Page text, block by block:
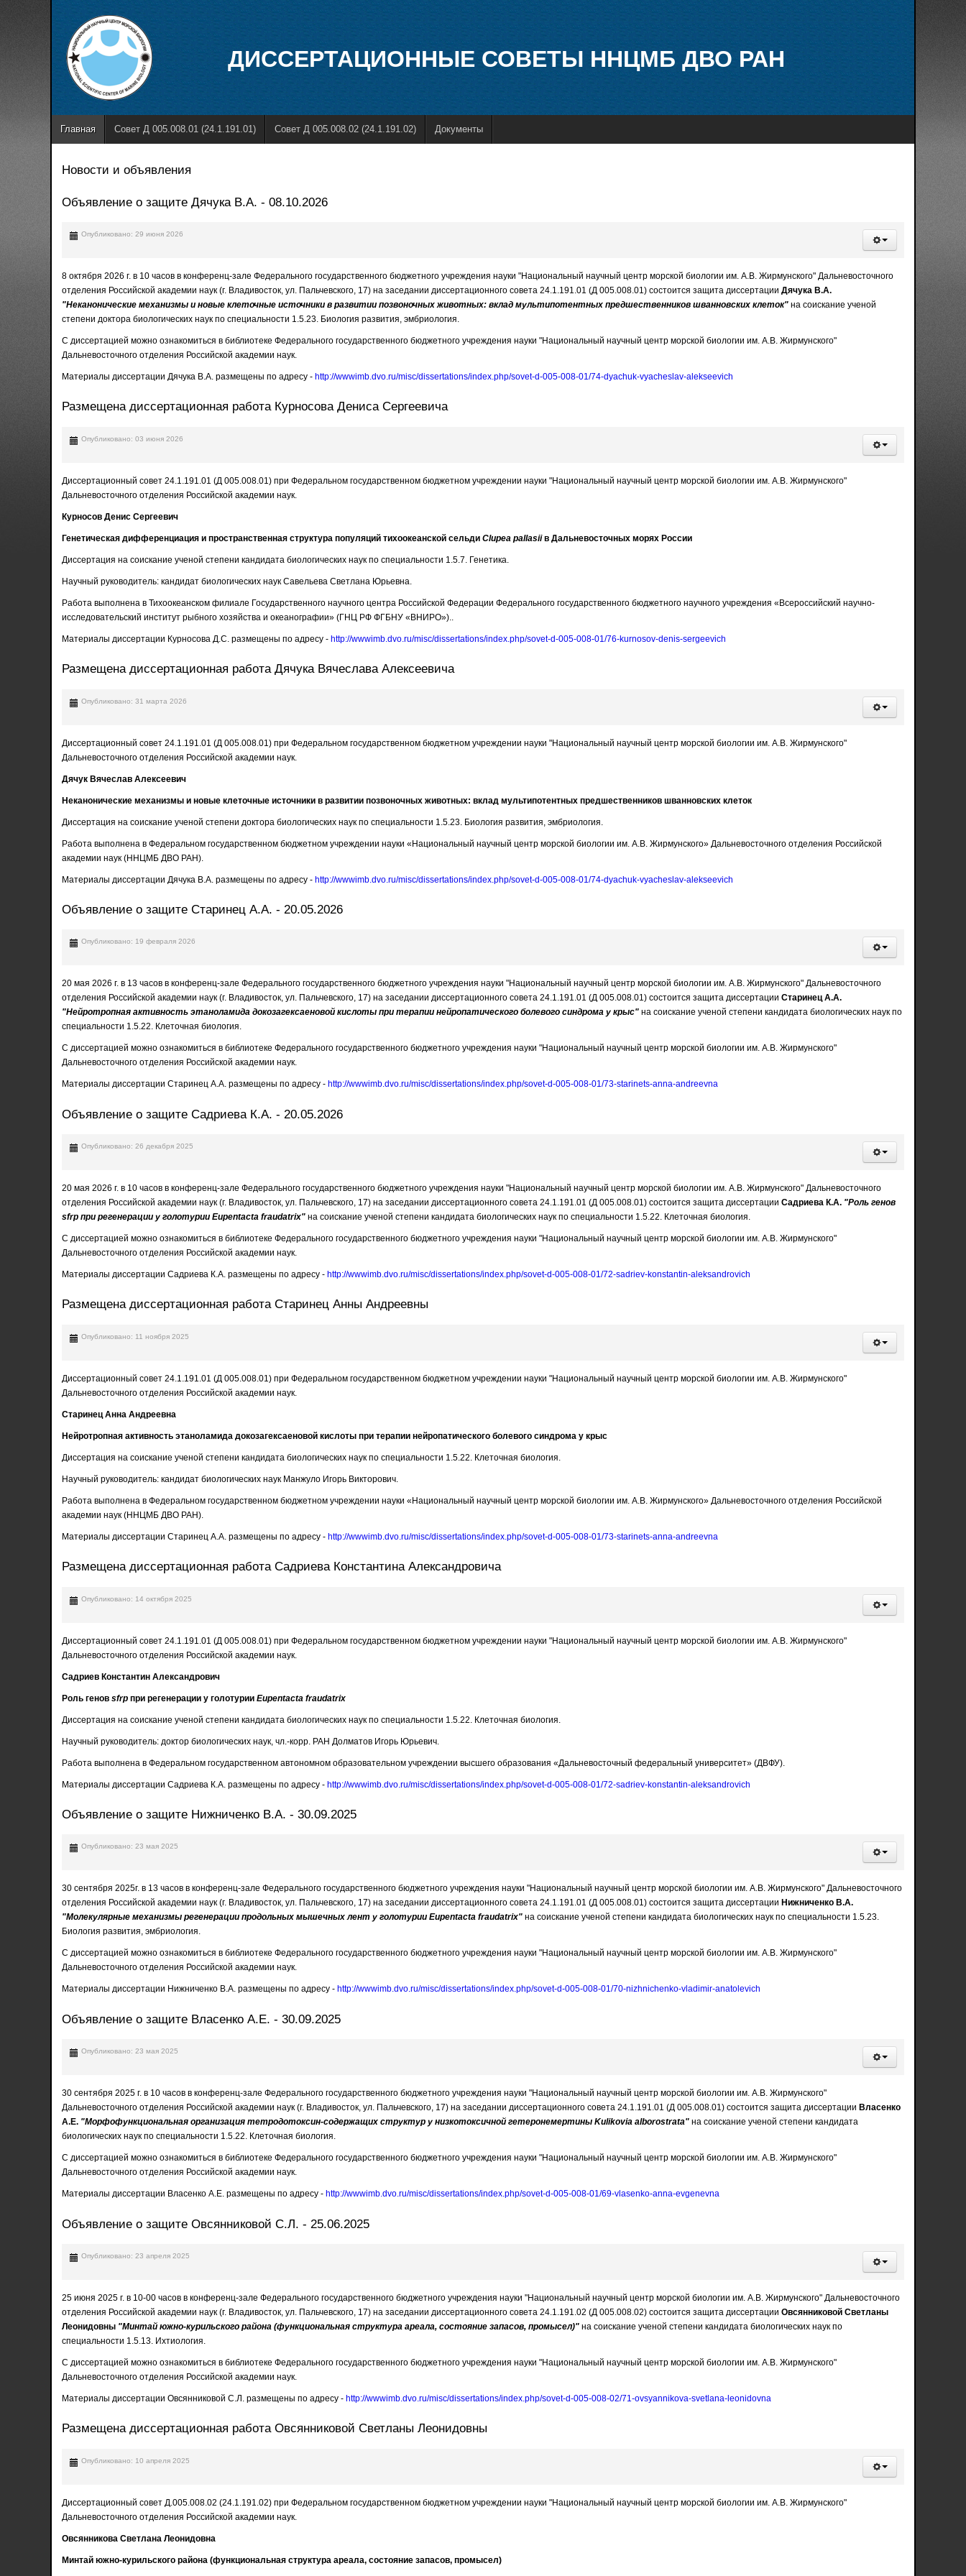
ДИССЕРТАЦИОННЫЕ СОВЕТЫ ННЦМБ ДВО РАН
Главная Совет Д 005.008.01 (24.1.191.01) Совет Д 005.008.02 (24.1.191.02) Документы
Новости и объявления
Объявление о защите Дячука В.А. - 08.10.2026
Опубликовано: 29 июня 2026
8 октября 2026 г. в 10 часов в конференц-зале Федерального государственного бюджетного учреждения науки "Национальный научный центр морской биологии им. А.В. Жирмунского" Дальневосточного
отделения Российской академии наук (г. Владивосток, ул. Пальчевского, 17) на заседании диссертационного совета 24.1.191.01 (Д 005.008.01) состоится защита диссертацииДячука В.А.
"Неканонические механизмы и новые клеточные источники в развитии позвоночных животных: вклад мультипотентных предшественников шванновских клеток" на соискание ученой
степени доктора биологических наук по специальности 1.5.23. Биология развития, эмбриология.
С диссертацией можно ознакомиться в библиотеке Федерального государственного бюджетного учреждения науки "Национальный научный центр морской биологии им. А.В. Жирмунского"
Дальневосточного отделения Российской академии наук.
Материалы диссертации Дячука В.А. размещены по адресу - http://wwwimb.dvo.ru/misc/dissertations/index.php/sovet-d-005-008-01/74-dyachuk-vyacheslav-alekseevich
Размещена диссертационная работа Курносова Дениса Сергеевича
Опубликовано: 03 июня 2026
Диссертационный совет 24.1.191.01 (Д 005.008.01) при Федеральном государственном бюджетном учреждении науки "Национальный научный центр морской биологии им. А.В. Жирмунского"
Дальневосточного отделения Российской академии наук.
Курносов Денис Сергеевич
Генетическая дифференциация и пространственная структура популяций тихоокеанской сельдиClupea pallasiiв Дальневосточных морях России
Диссертация на соискание ученой степени кандидата биологических наук по специальности 1.5.7. Генетика.
Научный руководитель: кандидат биологических наук Савельева Светлана Юрьевна.
Работа выполнена в Тихоокеанском филиале Государственного научного центра Российской Федерации Федерального государственного бюджетного научного учреждения «Всероссийский научно-
исследовательский институт рыбного хозяйства и океанографии» (ГНЦ РФ ФГБНУ «ВНИРО»)..
Материалы диссертации Курносова Д.С. размещены по адресу -http://wwwimb.dvo.ru/misc/dissertations/index.php/sovet-d-005-008-01/76-kurnosov-denis-sergeevich
Размещена диссертационная работа Дячука Вячеслава Алексеевича
Опубликовано: 31 марта 2026
Диссертационный совет 24.1.191.01 (Д 005.008.01) при Федеральном государственном бюджетном учреждении науки "Национальный научный центр морской биологии им. А.В. Жирмунского"
Дальневосточного отделения Российской академии наук.
Дячук Вячеслав Алексеевич
Неканонические механизмы и новые клеточные источники в развитии позвоночных животных: вклад мультипотентных предшественников шванновских клеток
Диссертация на соискание ученой степени доктора биологических наук по специальности 1.5.23. Биология развития, эмбриология.
Работа выполнена в Федеральном государственном бюджетном учреждении науки «Национальный научный центр морской биологии им. А.В. Жирмунского» Дальневосточного отделения Российской
академии наук (ННЦМБ ДВО РАН).
Материалы диссертации Дячука В.А. размещены по адресу -http://wwwimb.dvo.ru/misc/dissertations/index.php/sovet-d-005-008-01/74-dyachuk-vyacheslav-alekseevich
Объявление о защите Старинец А.А. - 20.05.2026
Опубликовано: 19 февраля 2026
20 мая 2026 г. в 13 часов в конференц-зале Федерального государственного бюджетного учреждения науки "Национальный научный центр морской биологии им. А.В. Жирмунского" Дальневосточного
отделения Российской академии наук (г. Владивосток, ул. Пальчевского, 17) на заседании диссертационного совета 24.1.191.01 (Д 005.008.01) состоится защита диссертацииСтаринец А.А.
"Нейротропная активность этаноламида докозагексаеновой кислоты при терапии нейропатического болевого синдрома у крыс" на соискание ученой степени кандидата биологических наук по
специальности 1.5.22. Клеточная биология.
С диссертацией можно ознакомиться в библиотеке Федерального государственного бюджетного учреждения науки "Национальный научный центр морской биологии им. А.В. Жирмунского"
Дальневосточного отделения Российской академии наук.
Материалы диссертации Старинец А.А. размещены по адресу - http://wwwimb.dvo.ru/misc/dissertations/index.php/sovet-d-005-008-01/73-starinets-anna-andreevna
Объявление о защите Садриева К.А. - 20.05.2026
Опубликовано: 26 декабря 2025
20 мая 2026 г. в 10 часов в конференц-зале Федерального государственного бюджетного учреждения науки "Национальный научный центр морской биологии им. А.В. Жирмунского" Дальневосточного
отделения Российской академии наук (г. Владивосток, ул. Пальчевского, 17) на заседании диссертационного совета 24.1.191.01 (Д 005.008.01) состоится защита диссертацииСадриева К.А. "Роль генов
sfrp при регенерации у голотурии Eupentacta fraudatrix" на соискание ученой степени кандидата биологических наук по специальности 1.5.22. Клеточная биология.
С диссертацией можно ознакомиться в библиотеке Федерального государственного бюджетного учреждения науки "Национальный научный центр морской биологии им. А.В. Жирмунского"
Дальневосточного отделения Российской академии наук.
Материалы диссертации Садриева К.А. размещены по адресу - http://wwwimb.dvo.ru/misc/dissertations/index.php/sovet-d-005-008-01/72-sadriev-konstantin-aleksandrovich
Размещена диссертационная работа Старинец Анны Андреевны
Опубликовано: 11 ноября 2025
Диссертационный совет 24.1.191.01 (Д 005.008.01) при Федеральном государственном бюджетном учреждении науки "Национальный научный центр морской биологии им. А.В. Жирмунского"
Дальневосточного отделения Российской академии наук.
Старинец Анна Андреевна
Нейротропная активность этаноламида докозагексаеновой кислоты при терапии нейропатического болевого синдрома у крыс
Диссертация на соискание ученой степени кандидата биологических наук по специальности 1.5.22. Клеточная биология.
Научный руководитель: кандидат биологических наук Манжуло Игорь Викторович.
Работа выполнена в Федеральном государственном бюджетном учреждении науки «Национальный научный центр морской биологии им. А.В. Жирмунского» Дальневосточного отделения Российской
академии наук (ННЦМБ ДВО РАН).
Материалы диссертации Старинец А.А. размещены по адресу -http://wwwimb.dvo.ru/misc/dissertations/index.php/sovet-d-005-008-01/73-starinets-anna-andreevna
Размещена диссертационная работа Садриева Константина Александровича
Опубликовано: 14 октября 2025
Диссертационный совет 24.1.191.01 (Д 005.008.01) при Федеральном государственном бюджетном учреждении науки "Национальный научный центр морской биологии им. А.В. Жирмунского"
Дальневосточного отделения Российской академии наук.
Садриев Константин Александрович
Роль геновsfrp при регенерации у голотурииEupentacta fraudatrix
Диссертация на соискание ученой степени кандидата биологических наук по специальности 1.5.22. Клеточная биология.
Научный руководитель: доктор биологических наук, чл.-корр. РАН Долматов Игорь Юрьевич.
Работа выполнена в Федеральном государственном автономном образовательном учреждении высшего образования «Дальневосточный федеральный университет» (ДВФУ).
Материалы диссертации Садриева К.А. размещены по адресу -http://wwwimb.dvo.ru/misc/dissertations/index.php/sovet-d-005-008-01/72-sadriev-konstantin-aleksandrovich
Объявление о защите Нижниченко В.А. - 30.09.2025
Опубликовано: 23 мая 2025
30 сентября 2025г. в 13 часов в конференц-зале Федерального государственного бюджетного учреждения науки "Национальный научный центр морской биологии им. А.В. Жирмунского" Дальневосточного
отделения Российской академии наук (г. Владивосток, ул. Пальчевского, 17) на заседании диссертационного совета 24.1.191.01 (Д 005.008.01) состоится защита диссертации Нижниченко В.А.
"Молекулярные механизмы регенерации продольных мышечных лент у голотурии Eupentacta fraudatrix" на соискание ученой степени кандидата биологических наук по специальности 1.5.23.
Биология развития, эмбриология.
С диссертацией можно ознакомиться в библиотеке Федерального государственного бюджетного учреждения науки "Национальный научный центр морской биологии им. А.В. Жирмунского"
Дальневосточного отделения Российской академии наук.
Материалы диссертации Нижниченко В.А. размещены по адресу - http://wwwimb.dvo.ru/misc/dissertations/index.php/sovet-d-005-008-01/70-nizhnichenko-vladimir-anatolevich
Объявление о защите Власенко А.Е. - 30.09.2025
Опубликовано: 23 мая 2025
30 сентября 2025 г. в 10 часов в конференц-зале Федерального государственного бюджетного учреждения науки "Национальный научный центр морской биологии им. А.В. Жирмунского"
Дальневосточного отделения Российской академии наук (г. Владивосток, ул. Пальчевского, 17) на заседании диссертационного совета 24.1.191.01 (Д 005.008.01) состоится защита диссертации Власенко
А.Е. "Морфофункциональная организация тетродотоксин-содержащих структур у низкотоксичной гетеронемертины Kulikovia alborostrata" на соискание ученой степени кандидата
биологических наук по специальности 1.5.22. Клеточная биология.
С диссертацией можно ознакомиться в библиотеке Федерального государственного бюджетного учреждения науки "Национальный научный центр морской биологии им. А.В. Жирмунского"
Дальневосточного отделения Российской академии наук.
Материалы диссертации Власенко А.Е. размещены по адресу - http://wwwimb.dvo.ru/misc/dissertations/index.php/sovet-d-005-008-01/69-vlasenko-anna-evgenevna
Объявление о защите Овсянниковой С.Л. - 25.06.2025
Опубликовано: 23 апреля 2025
25 июня 2025 г. в 10-00 часов в конференц-зале Федерального государственного бюджетного учреждения науки "Национальный научный центр морской биологии им. А.В. Жирмунского" Дальневосточного
отделения Российской академии наук (г. Владивосток, ул. Пальчевского, 17) на заседании диссертационного совета 24.1.191.02 (Д 005.008.02) состоится защита диссертацииОвсянниковой Светланы
Леонидовны "Минтай южно-курильского района (функциональная структура ареала, состояние запасов, промысел)" на соискание ученой степени кандидата биологических наук по
специальности 1.5.13. Ихтиология.
С диссертацией можно ознакомиться в библиотеке Федерального государственного бюджетного учреждения науки "Национальный научный центр морской биологии им. А.В. Жирмунского"
Дальневосточного отделения Российской академии наук.
Материалы диссертации Овсянниковой С.Л. размещены по адресу - http://wwwimb.dvo.ru/misc/dissertations/index.php/sovet-d-005-008-02/71-ovsyannikova-svetlana-leonidovna
Размещена диссертационная работа Овсянниковой Светланы Леонидовны
Опубликовано: 10 апреля 2025
Диссертационный совет Д.005.008.02 (24.1.191.02) при Федеральном государственном бюджетном учреждении науки "Национальный научный центр морской биологии им. А.В. Жирмунского"
Дальневосточного отделения Российской академии наук.
Овсянникова Светлана Леонидовна
Минтай южно-курильского района (функциональная структура ареала, состояние запасов, промысел)